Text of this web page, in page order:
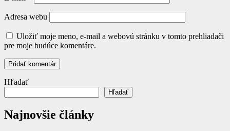
Adresa webu
Uložiť moje meno, e-mail a webovú stránku v tomto prehliadači
pre moje budúce komentáre.
Hľadať
Hľadať
Najnovšie články